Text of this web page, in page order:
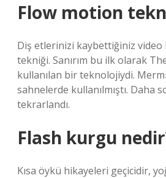
Flow motion
Diş etlerinizi kaybettiğiniz video
tekniği. Sanırım bu ilk olarak
kullanılan bir teknolojiydi.
sahnelerde kullanılmıştı. Daha
tekrarlandı.
Flash kurgu
Kısa öykü hikayeleri geçicidir,